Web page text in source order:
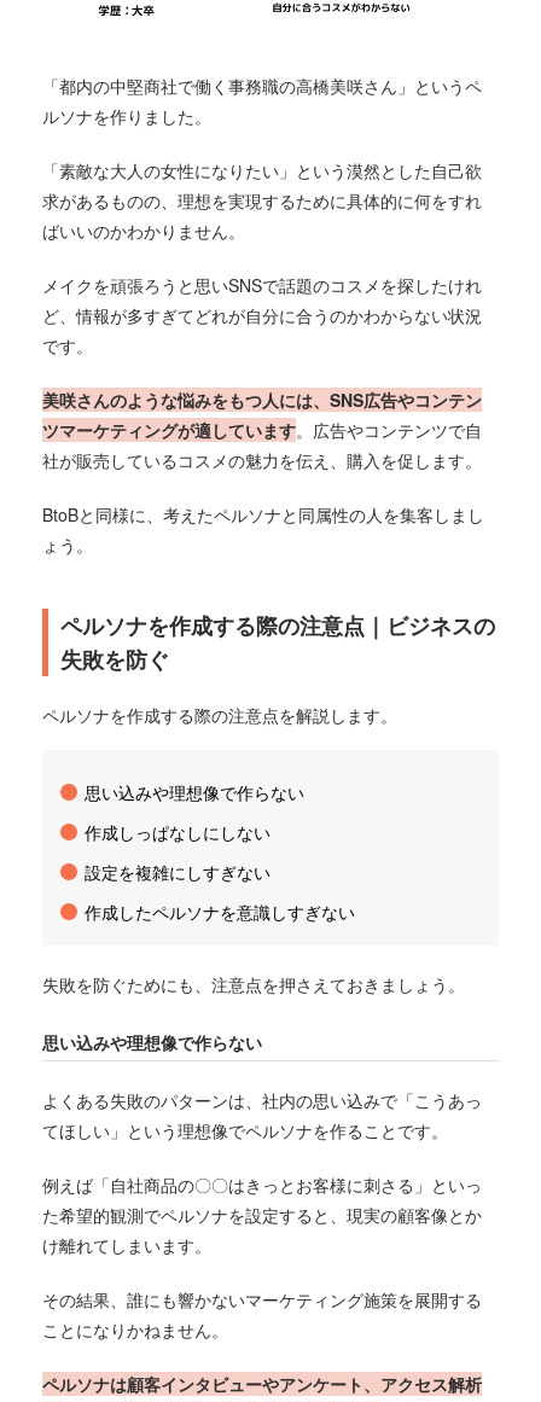
「都内の中堅商社で働く事務職の高橋美咲さん」というペ
ルソナを作りました。
「素敵な大人の女性になりたい」という漠然とした自己欲
求があるものの、理想を実現するために具体的に何をすれ
ばいいのかわかりません。
メイクを頑張ろうと思いSNSで話題のコスメを探したけれ
ど、情報が多すぎてどれが自分に合うのかわからない状況
です。
美咲さんのような悩みをもつ人には、SNS広告やコンテン
ツマーケティングが適しています。広告やコンテンツで自
社が販売しているコスメの魅力を伝え、購入を促します。
BtoBと同様に、考えたペルソナと同属性の人を集客しまし
ょう。
ペルソナを作成する際の注意点｜ビジネスの
失敗を防ぐ
ペルソナを作成する際の注意点を解説します。
思い込みや理想像で作らない
作成しっぱなしにしない
設定を複雑にしすぎない
作成したペルソナを意識しすぎない
失敗を防ぐためにも、注意点を押さえておきましょう。
思い込みや理想像で作らない
よくある失敗のパターンは、社内の思い込みで「こうあっ
てほしい」という理想像でペルソナを作ることです。
例えば「自社商品の〇〇はきっとお客様に刺さる」といっ
た希望的観測でペルソナを設定すると、現実の顧客像とか
け離れてしまいます。
その結果、誰にも響かないマーケティング施策を展開する
ことになりかねません。
ペルソナは顧客インタビューやアンケート、アクセス解析